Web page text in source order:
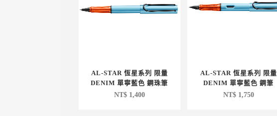
AL-STAR 恆星系列 限量
DENIM 單寧藍色 鋼珠筆
NT$1,400
AL-STAR 恆星系列 限量
DENIM 單寧藍色 鋼筆
NT$1,750